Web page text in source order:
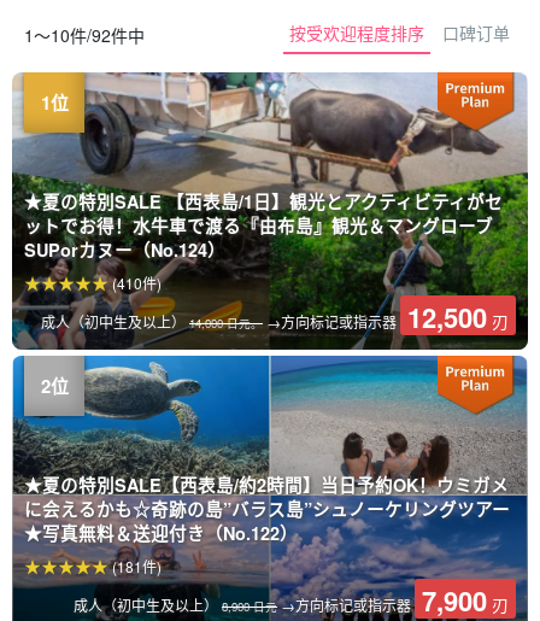
1〜10件/92件中 按受欢迎程度排序 口碑订单
★夏の特別SALE 【西表島/1日】観光とアクティビティがセ
ットでお得！水牛車で渡る『由布島』観光＆マングローブ
SUPorカヌー（No.124）
成人（初中生及以上）14,000 日元。 →方向标记或指示器 12,500 刃
(410件)
★夏の特別SALE【西表島/約2時間】当日予約OK！ウミガメ
に会えるかも☆奇跡の島”バラス島”シュノーケリングツアー
★写真無料＆送迎付き（No.122）
成人（初中生及以上）8,900 日元→方向标记或指示器 7,900 刃
(181件)